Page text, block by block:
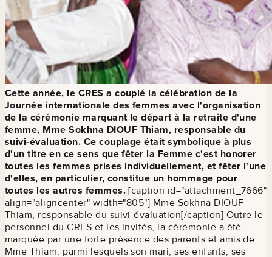
Cette année, le CRES a couplé la célébration de la
Journée internationale des femmes avec l'organisation
de la cérémonie marquant le départ à la retraite d'une
femme, Mme Sokhna DIOUF Thiam, responsable du
suivi-évaluation. Ce couplage était symbolique à plus
d'un titre en ce sens que fêter la Femme c'est honorer
toutes les femmes prises individuellement, et fêter l'une
d'elles, en particulier, constitue un hommage pour
toutes les autres femmes. [caption id="attachment_7666"
align="aligncenter" width="805"] Mme Sokhna DIOUF
Thiam, responsable du suivi-évaluation[/caption] Outre le
personnel du CRES et les invités, la cérémonie a été
marquée par une forte présence des parents et amis de
Mme Thiam, parmi lesquels son mari, ses enfants, ses